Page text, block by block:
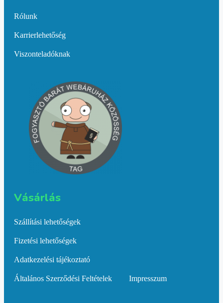
Rólunk
Karrierlehetőség
Viszonteladóknak
Vásárlás​
Szállítási lehetőségek
Fizetési lehetőségek
Adatkezelési tájékoztató
Általános Szerződési Feltételek Impresszum